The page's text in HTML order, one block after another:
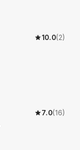
10.0(2)
7.0(16)